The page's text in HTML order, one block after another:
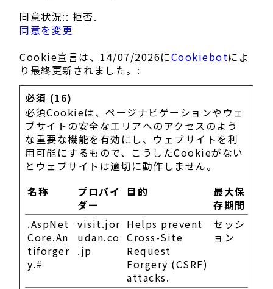
同意状況:: 拒否.
同意を変更
Cookie宣言は、14/07/2026にCookiebotによ
り最終更新されました。:
必須 (16)
必須Cookieは、ページナビゲーションやウェ
ブサイトの安全なエリアへのアクセスのよう
な重要な機能を有効にし、ウェブサイトを利
用可能にするもので、こうしたCookieがない
とウェブサイトは適切に動作しません。
名称
プロバイ
ダー
目的
最大保
存期間
.AspNet
Core.An
tiforger
y.#
visit.jor
udan.co
.jp
Helps prevent
Cross-Site
Request
Forgery (CSRF)
attacks.
セッシ
ョン